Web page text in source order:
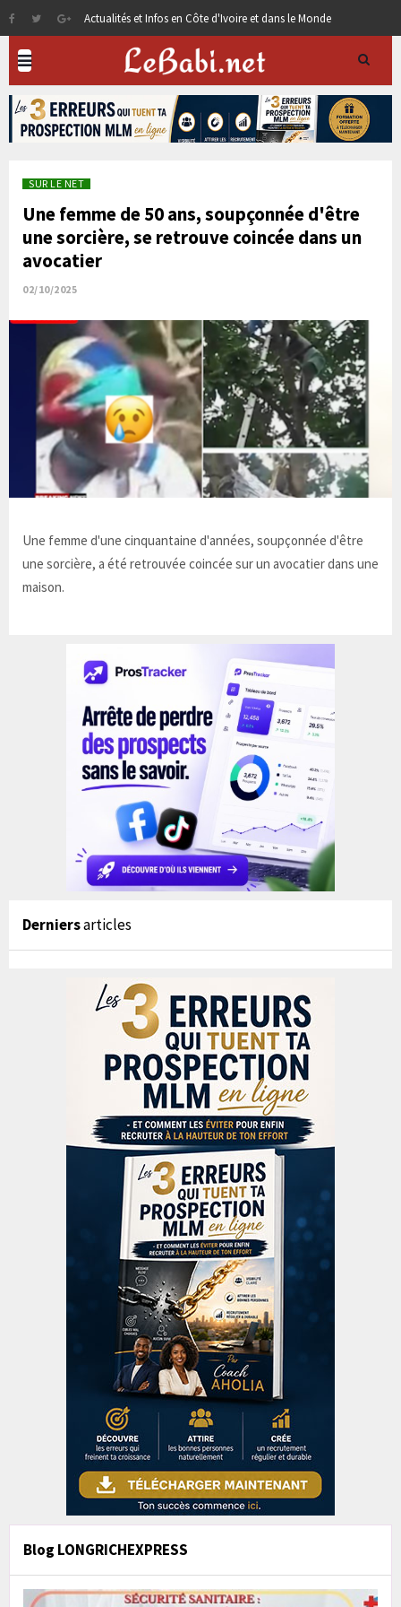
Actualités et Infos en Côte d'Ivoire et dans le Monde
SUR LE NET
Une femme de 50 ans, soupçonnée d'être
une sorcière, se retrouve coincée dans un
avocatier
02/10/2025
Une femme d'une cinquantaine d'années, soupçonnée d'être
une sorcière, a été retrouvée coincée sur un avocatier dans une
maison.
Derniersarticles
Blog LONGRICHEXPRESS